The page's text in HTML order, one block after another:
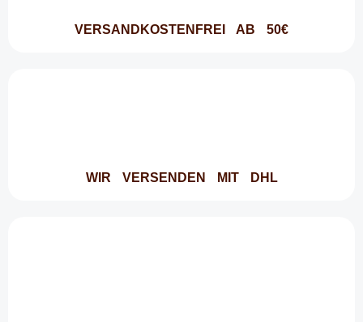
VERSANDKOSTENFREI AB 50€
WIR VERSENDEN MIT DHL